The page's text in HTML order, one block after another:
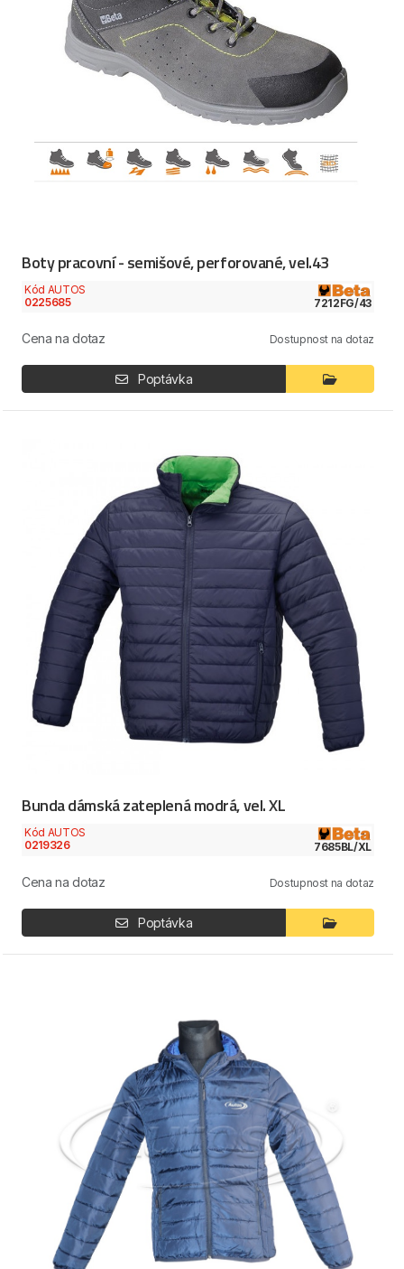
Boty pracovní - semišové, perforované, vel.43
Kód AUTOS
0225685
7212FG/43
Cena na dotaz Dostupnost na dotaz
Poptávka
Bunda dámská zateplená modrá, vel. XL
Kód AUTOS
0219326
7685BL/XL
Cena na dotaz Dostupnost na dotaz
Poptávka